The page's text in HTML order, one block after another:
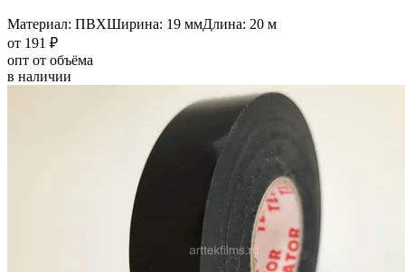
Материал: ПВХШирина: 19 ммДлина: 20 м
от 191 ₽
опт от объёма
в наличии